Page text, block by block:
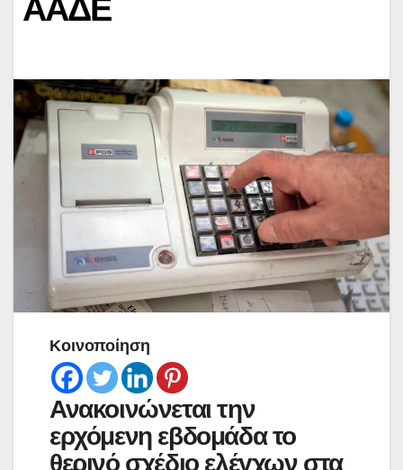
ΑΑΔΕ
Κοινοποίηση
Ανακοινώνεται την
ερχόμενη εβδομάδα το
θερινό σχέδιο ελέγχων στα